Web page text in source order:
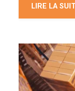
LIRE LA